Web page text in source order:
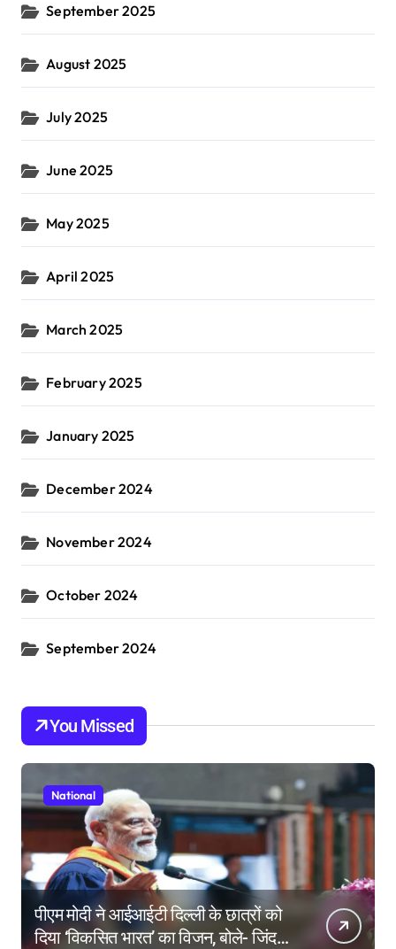
September 2025
August 2025
July 2025
June 2025
May 2025
April 2025
March 2025
February 2025
January 2025
December 2024
November 2024
October 2024
September 2024
You Missed
National
पीएम मोदी ने आईआईटी दिल्ली के छात्रों को
दिया ‘विकसित भारत’ का विजन, बोले- जिंदगी